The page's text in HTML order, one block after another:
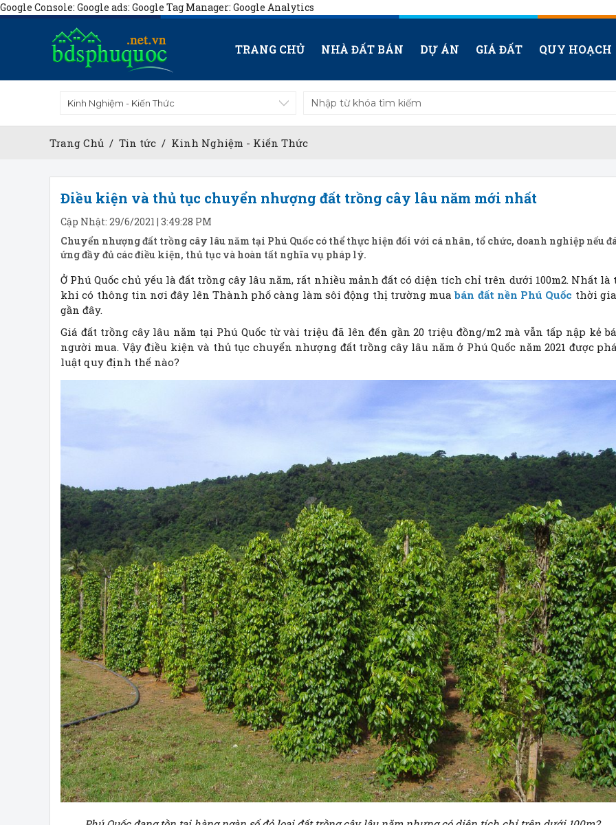
Google Console: Google ads: Google Tag Manager: Google Analytics
TRANG CHỦ NHÀ ĐẤT BÁN DỰ ÁN GIÁ ĐẤT QUY HOẠCH
Kinh Nghiệm - Kiến Thức
Trang Chủ / Tin tức / Kinh Nghiệm - Kiến Thức
Điều kiện và thủ tục chuyển nhượng đất trồng cây lâu năm mới nhất
Cập Nhật: 29/6/2021 | 3:49:28 PM
Chuyển nhượng đất trồng cây lâu năm tại Phú Quốc có thể thực hiện đối với cá nhân, tổ chức, doanh nghiệp nếu
ứng đầy đủ các điều kiện, thủ tục và hoàn tất nghĩa vụ pháp lý.
Ở Phú Quốc chủ yếu là đất trồng cây lâu năm, rất nhiều mảnh đất có diện tích chỉ trên dưới 100m2. Nhất là
khi có thông tin nơi đây lên Thành phố càng làm sôi động thị trường muabán đất nền Phú Quốc thời
gần đây.
Giá đất trồng cây lâu năm tại Phú Quốc từ vài triệu đã lên đến gần 20 triệu đồng/m2 mà vẫn tấp nập kẻ
người mua. Vậy điều kiện và thủ tục chuyển nhượng đất trồng cây lâu năm ở Phú Quốc năm 2021 được
luật quy định thế nào?